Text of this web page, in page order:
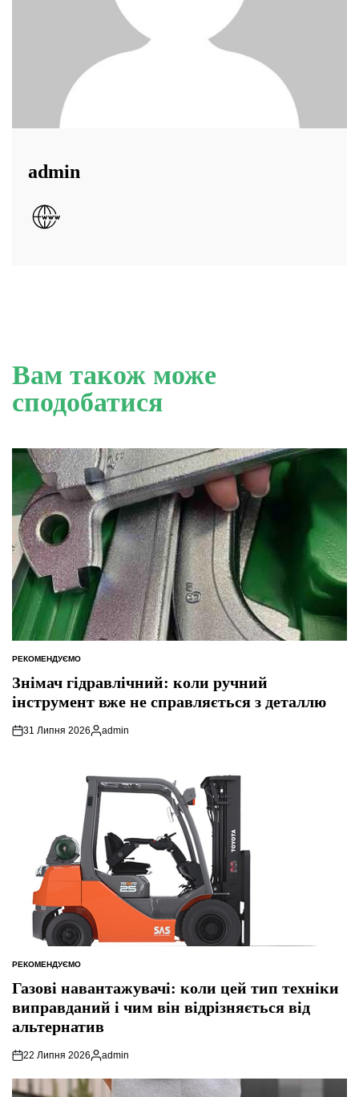
admin
Вам також може
сподобатися
ОПУБЛІКУВАТИ
РЕКОМЕНДУЄМО
Знімач гідравлічний: коли ручний
інструмент вже не справляється з деталлю
31 Липня 2026
Опубліковано
admin
ОПУБЛІКУВАТИ
РЕКОМЕНДУЄМО
Газові навантажувачі: коли цей тип техніки
виправданий і чим він відрізняється від
альтернатив
22 Липня 2026
Опубліковано
admin